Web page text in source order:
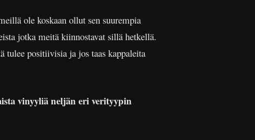
ole koskaan ollut sen suurempia
jotka meitä kiinnostavat sillä hetkellä.
positiivisia ja jos taas kappaleita
vinyyliä neljän eri verityypin